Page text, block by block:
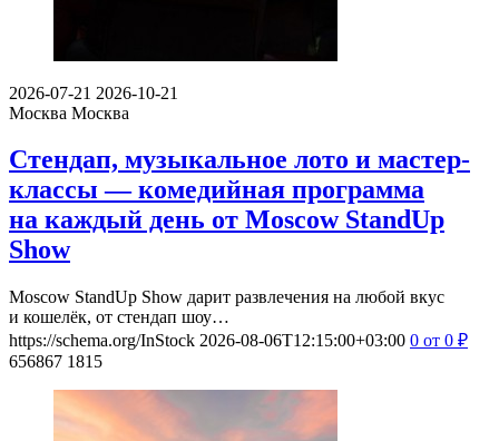
2026-07-21 2026-10-21
Москва Москва
Стендап, музыкальное лото и мастер-
классы — комедийная программа
на каждый день от Moscow StandUp
Show
Moscow StandUp Show дарит развлечения на любой вкус
и кошелёк, от стендап шоу…
https://schema.org/InStock 2026-08-06T12:15:00+03:00 0 от 0 ₽
656867 1815